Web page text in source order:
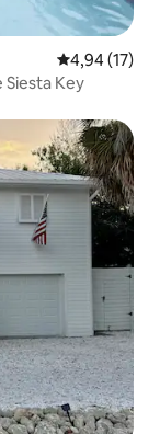
4,94 de uma
4,94 (17)
Siesta Key